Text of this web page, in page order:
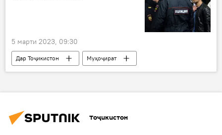
5 марти 2023, 09:30
Дар Тоҷикистон
Муҳоҷират
Рӯйдод, ҷиноят ва ҳолатҳои фавқулода
Тоҷикистон